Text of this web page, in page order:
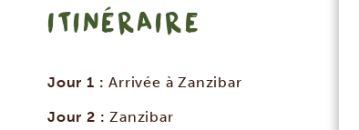
ITINÉRAIRE
Jour 1 :Arrivée à Zanzibar
Jour 2 :Zanzibar